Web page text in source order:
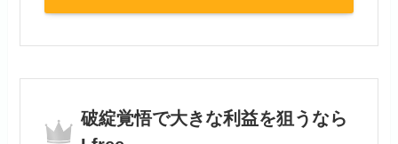
破綻覚悟で大きな利益を狙うなら